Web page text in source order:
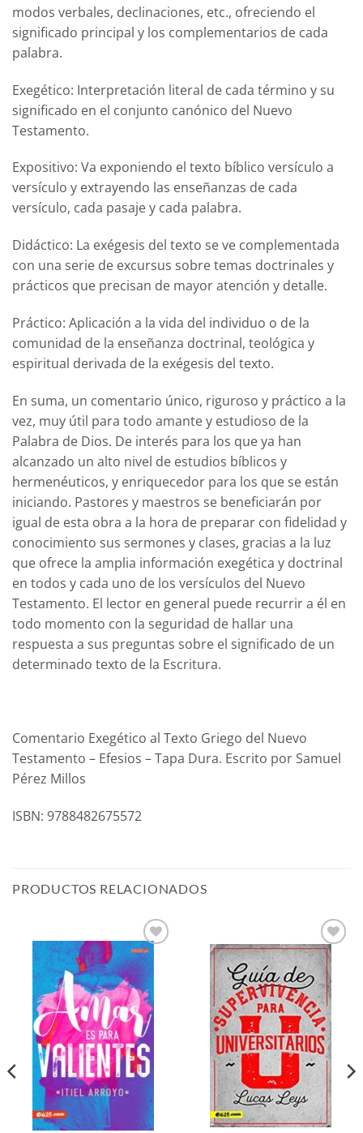
modos verbales, declinaciones, etc., ofreciendo el
significado principal y los complementarios de cada
palabra.
Exegético: Interpretación literal de cada término y su
significado en el conjunto canónico del Nuevo
Testamento.
Expositivo: Va exponiendo el texto bíblico versículo a
versículo y extrayendo las enseñanzas de cada
versículo, cada pasaje y cada palabra.
Didáctico: La exégesis del texto se ve complementada
con una serie de excursus sobre temas doctrinales y
prácticos que precisan de mayor atención y detalle.
Práctico: Aplicación a la vida del individuo o de la
comunidad de la enseñanza doctrinal, teológica y
espiritual derivada de la exégesis del texto.
En suma, un comentario único, riguroso y práctico a la
vez, muy útil para todo amante y estudioso de la
Palabra de Dios. De interés para los que ya han
alcanzado un alto nivel de estudios bíblicos y
hermenéuticos, y enriquecedor para los que se están
iniciando. Pastores y maestros se beneficiarán por
igual de esta obra a la hora de preparar con fidelidad y
conocimiento sus sermones y clases, gracias a la luz
que ofrece la amplia información exegética y doctrinal
en todos y cada uno de los versículos del Nuevo
Testamento. El lector en general puede recurrir a él en
todo momento con la seguridad de hallar una
respuesta a sus preguntas sobre el significado de un
determinado texto de la Escritura.
Comentario Exegético al Texto Griego del Nuevo
Testamento – Efesios – Tapa Dura. Escrito por Samuel
Pérez Millos
ISBN: 9788482675572
PRODUCTOS RELACIONADOS
Añadir
deseos
Añadir
a la
lista de
deseos